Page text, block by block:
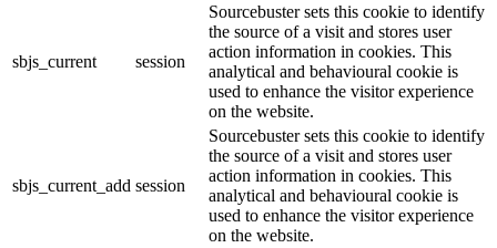
sbjs_current session
Sourcebuster sets this cookie to identify
the source of a visit and stores user
action information in cookies. This
analytical and behavioural cookie is
used to enhance the visitor experience
on the website.
sbjs_current_add session
Sourcebuster sets this cookie to identify
the source of a visit and stores user
action information in cookies. This
analytical and behavioural cookie is
used to enhance the visitor experience
on the website.